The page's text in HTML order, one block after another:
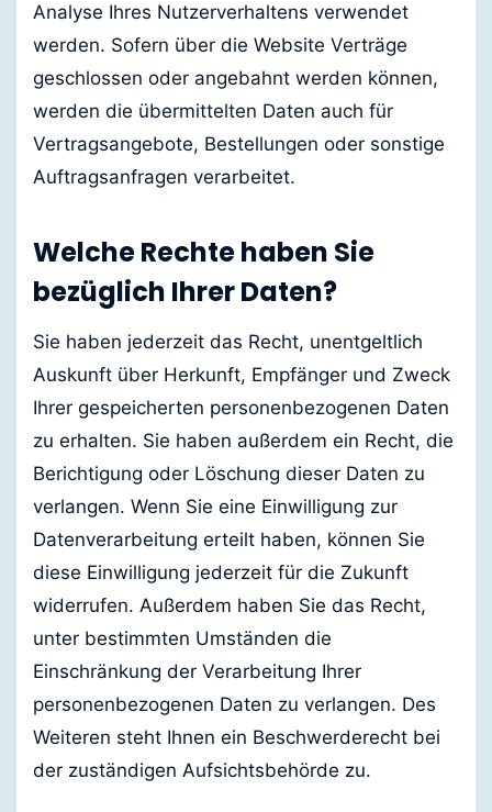
Analyse Ihres Nutzerverhaltens verwendet
werden. Sofern über die Website Verträge
geschlossen oder angebahnt werden können,
werden die übermittelten Daten auch für
Vertragsangebote, Bestellungen oder sonstige
Auftragsanfragen verarbeitet.
Welche Rechte haben Sie
bezüglich Ihrer Daten?
Sie haben jederzeit das Recht, unentgeltlich
Auskunft über Herkunft, Empfänger und Zweck
Ihrer gespeicherten personenbezogenen Daten
zu erhalten. Sie haben außerdem ein Recht, die
Berichtigung oder Löschung dieser Daten zu
verlangen. Wenn Sie eine Einwilligung zur
Datenverarbeitung erteilt haben, können Sie
diese Einwilligung jederzeit für die Zukunft
widerrufen. Außerdem haben Sie das Recht,
unter bestimmten Umständen die
Einschränkung der Verarbeitung Ihrer
personenbezogenen Daten zu verlangen. Des
Weiteren steht Ihnen ein Beschwerderecht bei
der zuständigen Aufsichtsbehörde zu.